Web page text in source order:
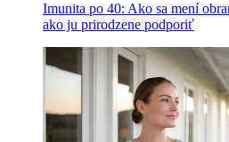
Imunita po 40: Ako sa mení
ako ju prirodzene podporiť